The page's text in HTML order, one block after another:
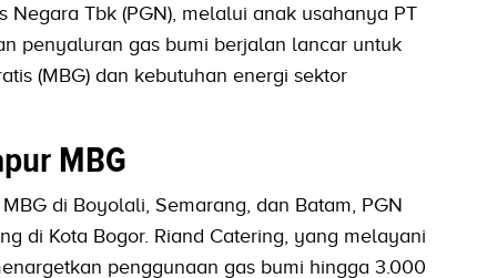
Tbk (PGN), melalui anak usahanya PT
penyaluran gas bumi berjalan lancar untuk
(MBG) dan kebutuhan energi sektor
MBG
di Boyolali, Semarang, dan Batam, PGN
di Kota Bogor. Riand Catering, yang melayani
penggunaan gas bumi hingga 3.000